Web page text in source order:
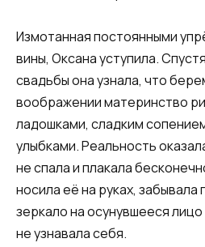
Измотанная постоянными
вины, Оксана уступила.
свадьбы она узнала, что
воображении материнство
ладошками, сладким
улыбками. Реальность
не спала и плакала
носила её на руках,
зеркало на осунувшееся
не узнавала себя.